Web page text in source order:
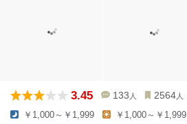
3.45 133 人 2564 人
￥1,000～￥1,999 ￥1,000～￥1,999